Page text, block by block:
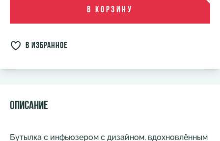
В корзину
в избранное
Описание
Бутылка с инфьюзером с дизайном, вдохновлённым